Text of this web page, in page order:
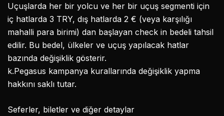
Uçuşlarda her bir yolcu ve her bir uçuş segmenti için
iç hatlarda 3 TRY, dış hatlarda 2 € (veya karşılığı
mahalli para birimi) dan başlayan check in bedeli tahsil
edilir. Bu bedel, ülkeler ve uçuş yapılacak hatlar
bazında değişiklik gösterir.
k.Pegasus kampanya kurallarında değişiklik yapma
hakkını saklı tutar.
Seferler, biletler ve diğer detaylar